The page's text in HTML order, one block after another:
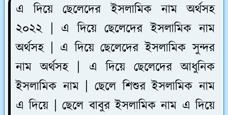
এ দিয়ে ছেলেদের ইসলামিক নাম অর্থসহ
২০২২ | এ দিয়ে ছেলেদের ইসলামিক নাম
অর্থসহ | এ দিয়ে ছেলেদের ইসলামিক সুন্দর
নাম অর্থসহ | এ দিয়ে ছেলেদের আধুনিক
ইসলামিক নাম | ছেলে শিশুর ইসলামিক নাম
এ দিয়ে | ছেলে বাবুর ইসলামিক নাম এ দিয়ে